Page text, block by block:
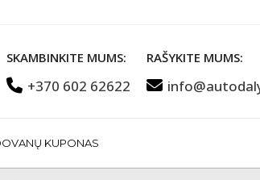
SKAMBINKITE MUMS:
+370 602 62622
RAŠYKITE MUMS:
KUPONAS